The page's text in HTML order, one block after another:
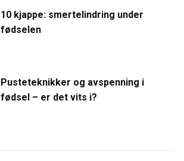
10 kjappe: smertelindring under
fødselen
Pusteteknikker og avspenning i
fødsel – er det vits i?